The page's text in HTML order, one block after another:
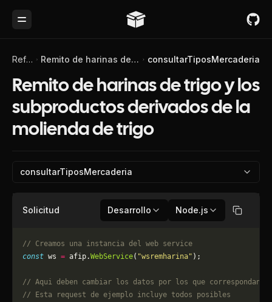
Toggle Menu
Referencia de API Remito de harinas de trigo y los subproductos derivados de la molienda de trigo consultarTiposMercaderia
Remito de harinas de trigo y los
subproductos derivados de la
molienda de trigo
consultarTiposMercaderia
Solicitud Desarrollo Node.js Copiar
// Creamos una instancia del web service
const ws = afip.WebService( "wsremharina" );
// Aqui deben cambiar los datos por los que correspondan.
// Esta request de ejemplo incluye todos posibles